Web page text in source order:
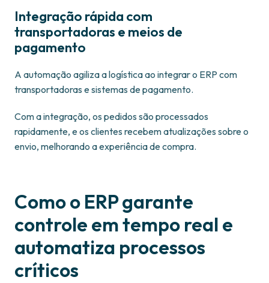
Integração rápida com
transportadoras e meios de
pagamento
A automação agiliza a logística ao integrar o ERP com
transportadoras e sistemas de pagamento.
Com a integração, os pedidos são processados
rapidamente, e os clientes recebem atualizações sobre o
envio, melhorando a experiência de compra.
Como o ERP garante
controle em tempo real e
automatiza processos
críticos